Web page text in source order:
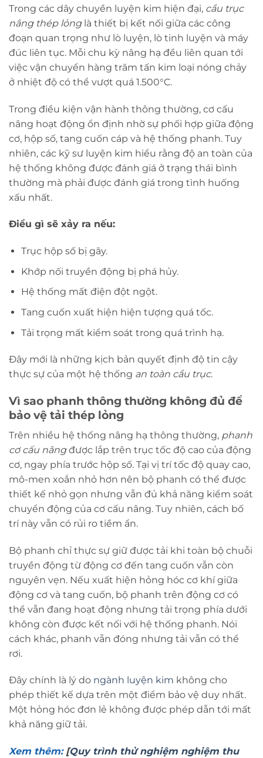
Trong các dây chuyền luyện kim hiện đại, cầu trục
nâng thép lỏnglà thiết bị kết nối giữa các công
đoạn quan trọng như lò luyện, lò tinh luyện và máy
đúc liên tục. Mỗi chu kỳ nâng hạ đều liên quan tới
việc vận chuyển hàng trăm tấn kim loại nóng chảy
ở nhiệt độ có thể vượt quá 1.500°C.
Trong điều kiện vận hành thông thường, cơ cấu
nâng hoạt động ổn định nhờ sự phối hợp giữa động
cơ, hộp số, tang cuốn cáp và hệ thống phanh. Tuy
nhiên, các kỹ sư luyện kim hiểu rằng độ an toàn của
hệ thống không được đánh giá ở trạng thái bình
thường mà phải được đánh giá trong tình huống
xấu nhất.
Điều gì sẽ xảy ra nếu:
Trục hộp số bị gãy.
Khớp nối truyền động bị phá hủy.
Hệ thống mất điện đột ngột.
Tang cuốn xuất hiện hiện tượng quá tốc.
Tải trọng mất kiểm soát trong quá trình hạ.
Đây mới là những kịch bản quyết định độ tin cậy
thực sự của một hệ thống an toàn cầu trục.
Vì sao phanh thông thường không đủ để
bảo vệ tải thép lỏng
Trên nhiều hệ thống nâng hạ thông thường, phanh
cơ cấu nângđược lắp trên trục tốc độ cao của động
cơ, ngay phía trước hộp số. Tại vị trí tốc độ quay cao,
mô-men xoắn nhỏ hơn nên bộ phanh có thể được
thiết kế nhỏ gọn nhưng vẫn đủ khả năng kiểm soát
chuyển động của cơ cấu nâng. Tuy nhiên, cách bố
trí này vẫn có rủi ro tiềm ẩn.
Bộ phanh chỉ thực sự giữ được tải khi toàn bộ chuỗi
truyền động từ động cơ đến tang cuốn vẫn còn
nguyên vẹn. Nếu xuất hiện hỏng hóc cơ khí giữa
động cơ và tang cuốn, bộ phanh trên động cơ có
thể vẫn đang hoạt động nhưng tải trọng phía dưới
không còn được kết nối với hệ thống phanh. Nói
cách khác, phanh vẫn đóng nhưng tải vẫn có thể
rơi.
Đây chính là lý do ngành luyện kim không cho
phép thiết kế dựa trên một điểm bảo vệ duy nhất.
Một hỏng hóc đơn lẻ không được phép dẫn tới mất
khả năng giữ tải.
Xem thêm:[Quy trình thử nghiệm nghiệm thu